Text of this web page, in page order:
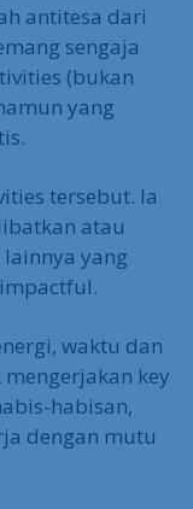
antitesa dari
sengaja
(bukan
yang
tersebut. Ia
atau
yang
waktu dan
key
habisan,
dengan mutu